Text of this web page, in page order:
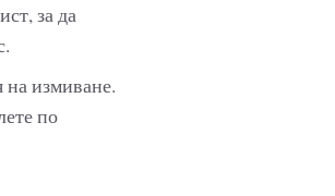
за да
на измиване.
по